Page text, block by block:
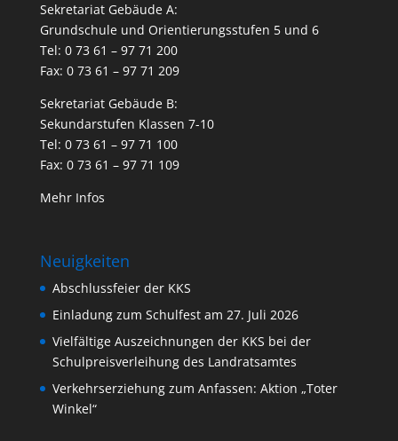
Sekretariat Gebäude A:
Grundschule und Orientierungsstufen 5 und 6
Tel: 0 73 61 – 97 71 200
Fax: 0 73 61 – 97 71 209
Sekretariat Gebäude B:
Sekundarstufen Klassen 7-10
Tel: 0 73 61 – 97 71 100
Fax: 0 73 61 – 97 71 109
Mehr Infos
Neuigkeiten
Abschlussfeier der KKS
Einladung zum Schulfest am 27. Juli 2026
Vielfältige Auszeichnungen der KKS bei der
Schulpreisverleihung des Landratsamtes
Verkehrserziehung zum Anfassen: Aktion „Toter
Winkel“